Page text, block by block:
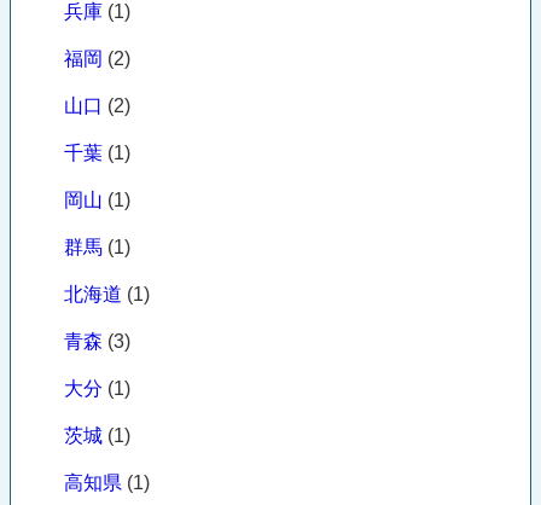
兵庫 (1)
福岡 (2)
山口 (2)
千葉 (1)
岡山 (1)
群馬 (1)
北海道 (1)
青森 (3)
大分 (1)
茨城 (1)
高知県 (1)